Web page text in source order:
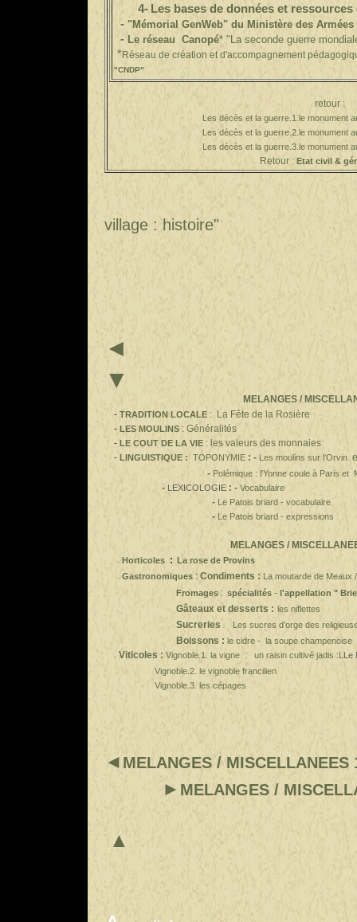
4- Les bases de données et
- "Mémorial GenWeb" du Ministère des Armées
- Le réseau Canopé* "La seconde guerre
*Réseau de création et d'accompagnement
"CNDP"
retour :
Les décès et la guerre. 1.le monument
Les décès et la guerre. 2.le monument
Les décès et la guerre.3.le monument
Retour : Etat civil &
village : histoire"
▼
MELANGES /
- TRADITION LOCALE : La Fête de la Rosière
- LES MOULINS : Généralités
- LE COUT DE LA VIE : les valeurs des monnaies
- LINGUISTIQUE : TOPONYMIE : - Les moulins sur l'Orvin
- Polémique : l'Yonne coule à Paris et
- LEXICOLOGIE : - Vocabulaire
- Le Patois briard - vocabulaire
- Le Patois briard - expressions
MELANGES /
- Horticoles : La rose de Provins
- Gastronomiques : Condiments : La moutarde de Meaux
Fromages : spécialités - l'appellation "
Gâteaux et desserts : les niflettes
Sucreries : Les sucres d’orge des
Boissons : le cidre - la soupe champenoise
- Viticoles : Vignoble.1. la vigne : un raisin cultivé jadis :L Le
Vignoble.2. le vignoble francilien
Vignoble.3. les cépages
◄ MELANGES / MISCELLANEES
► MELANGES /
▲